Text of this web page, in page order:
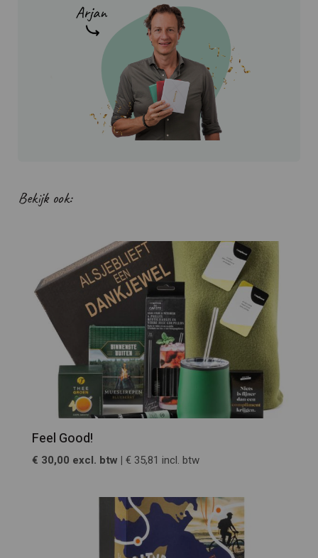
Bekijk ook:
Feel Good!
€ 30,00 excl. btw | € 35,81 incl. btw